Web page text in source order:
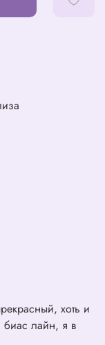
хоть и
биас лайн, я в